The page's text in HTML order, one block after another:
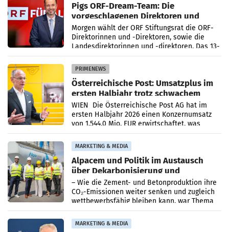
Pigs ORF-Dream-Team: Die
vorgeschlagenen Direktoren und
Direktorinnen
Morgen wählt der ORF Stiftungsrat die ORF-
Direktorinnen und -Direktoren, sowie die
Landesdirektorinnen und -direktoren. Das 13-
köpfige Wunschteam des ab 1. Jänner 2027
amtierenden
PRIMENEWS
Österreichische Post: Umsatzplus im
ersten Halbjahr trotz schwachem
Briefgeschäft
WIEN Die Österreichische Post AG hat im
ersten Halbjahr 2026 einen Konzernumsatz
von 1.544,0 Mio. EUR erwirtschaftet, was
einem Plus von 3,8 Prozent gegenüber dem
Vergleichszeitraum
MARKETING & MEDIA
Alpacem und Politik im Austausch
über Dekarbonisierung und
Energiepreise
– Wie die Zement- und Betonproduktion ihre
CO₂-Emissionen weiter senken und zugleich
wettbewerbsfähig bleiben kann, war Thema
eines Treffens zwischen Staatssekretärin
Elisabeth
MARKETING & MEDIA